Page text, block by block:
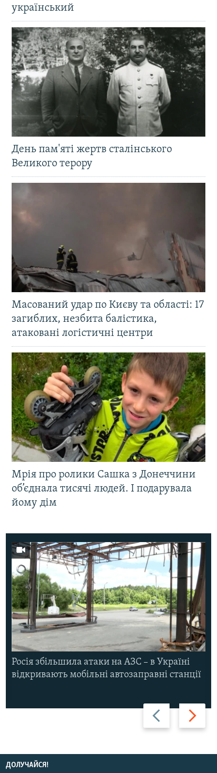
український
День пам'яті жертв сталінського
Великого терору
Масований удар по Києву та області: 17
загиблих, незбита балістика,
атаковані логістичні центри
Мрія про ролики Сашка з Донеччини
об’єднала тисячі людей. І подарувала
йому дім
Назад Вперед
Росія збільшила атаки на АЗС – в Україні
відкривають мобільні автозаправні станції
ДОЛУЧАЙСЯ!